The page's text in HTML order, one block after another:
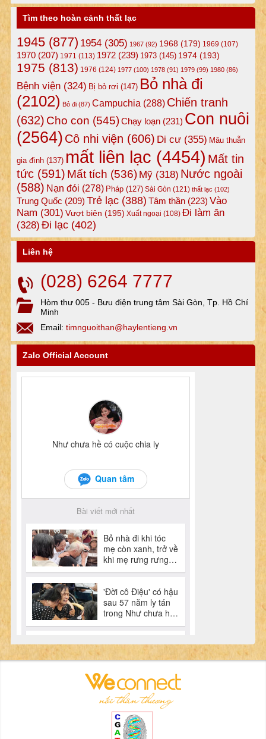
Tìm theo hoàn cảnh thất lạc
1945(877) 1954(305) 1967(92) 1968(179) 1969 (107)
1970(207) 1971 (113) 1972(239) 1973(145) 1974(193)
1975 (813) 1976 (124) 1977(100) 1978(91) 1979(99) 1980(86)
Bệnh viện(324) Bị bỏ rơi (147) Bỏ nhà đi
(2102) Bỏ đi(87) Campuchia (288) Chiến tranh
(632) Cho con (545)Chạy loạn(231) Con nuôi
(2564) Cô nhi viện (606) Di cư(355) Mâu thuẫn
gia đình(137) mất liên lạc (4454) Mất tin
tức(591) Mất tích (536) Mỹ(318) Nước ngoài
(588) Nạn đói (278) Pháp(127) Sài Gòn (121) thất lạc (102)
Trung Quốc (209) Trẻ lạc(388) Tâm thần(223) Vào
Nam (301) Vượt biên (195) Xuất ngoại (108) Đi làm ăn
(328) Đi lạc(402)
Liên hệ
(028) 6264 7777
Hòm thư 005 - Bưu điện trung tâm Sài Gòn, Tp. Hồ Chí
Minh
Email: timnguoithan@haylentieng.vn
Zalo Official Account